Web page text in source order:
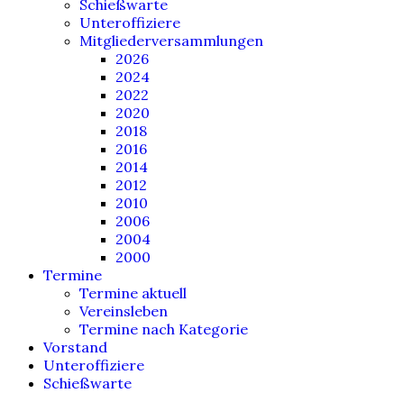
Schießwarte
Unteroffiziere
Mitgliederversammlungen
2026
2024
2022
2020
2018
2016
2014
2012
2010
2006
2004
2000
Termine
Termine aktuell
Vereinsleben
Termine nach Kategorie
Vorstand
Unteroffiziere
Schießwarte